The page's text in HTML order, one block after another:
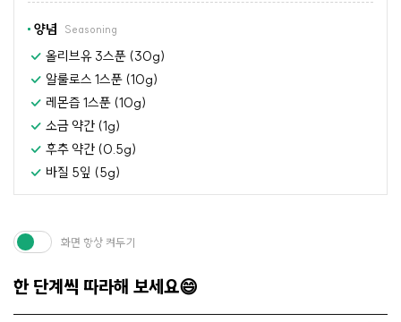
양념 Seasoning
올리브유 3스푼 (30g)
알룰로스 1스푼 (10g)
레몬즙 1스푼 (10g)
소금 약간 (1g)
후추 약간 (0.5g)
바질 5잎 (5g)
한 단계씩 따라해 보세요😄
화면 항상 켜두기